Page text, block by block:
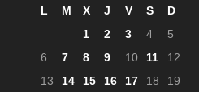
L M X J V S
D
1
2 3 4
5
6
7 8 9 10 11
12
13
14 15 16 17 18
19